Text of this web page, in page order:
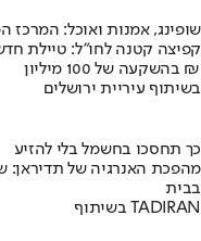
שופינג, אמנות ואוכל:
קפיצה קטנה לחו"ל: טיילת
בהשקעה של 100 מיליון ₪
בשיתוף עיריית ירושלים
כך תחסכו בחשמל בלי להזיע
מהפכת האנרגיה של תדיראן:
בבית
בשיתוף TADIRAN